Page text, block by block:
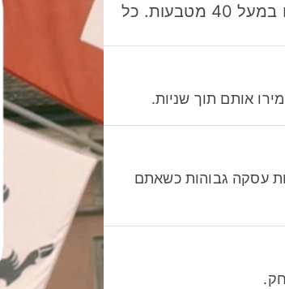
חסכו כסף כשאתo שולחים, מוציאים ומקבלים תשלום במעל 40 מטבעות. כל
אותם תוך שניות.
עסקה גבוהות כשאתם